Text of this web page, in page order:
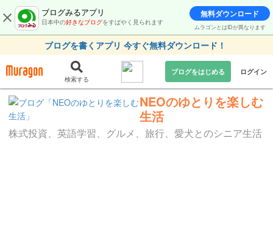
ブログみるアプリ
日本中の好きなブログをすばやく見られます
無料ダウンロード
ムラゴンとはIDが異なります
ブログを書くアプリ 今すぐ無料ダウンロード！
検索する
ブログをはじめる ログイン
NEOのゆとりを楽しむ
生活
株式投資、英語学習、グルメ、旅行、愛犬とのシニア生活